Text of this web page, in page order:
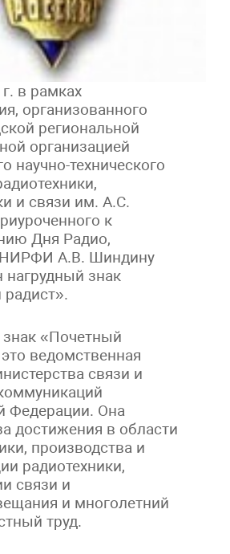
в рамках
организованного
региональной
организацией
научно-технического
и связи им. А.С.
к
Дня Радио,
НИРФИ А.В. Шиндину
нагрудный знак
«Почетный
ведомственная
связи и
Федерации. Она
достижения в области
производства и
радиотехники,
связи и
и многолетний
труд.